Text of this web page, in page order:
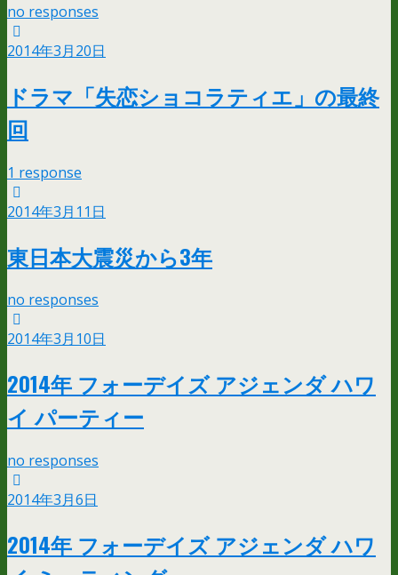
no responses
2014年3月20日
ドラマ「失恋ショコラティエ」の最終
回
1 response
2014年3月11日
東日本大震災から3年
no responses
2014年3月10日
2014年 フォーデイズ アジェンダ ハワ
イ パーティー
no responses
2014年3月6日
2014年 フォーデイズ アジェンダ ハワ